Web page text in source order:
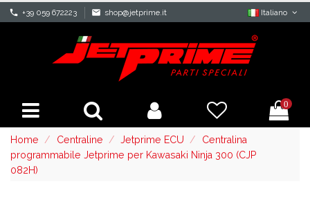
phone +39 059 672223 mail shop@jetprime.it Italiano
0
Home Centraline Jetprime ECU
Centralina
programmabile Jetprime per Kawasaki Ninja 300 (CJP
082H)